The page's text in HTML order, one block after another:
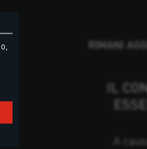
RIMANI
IL
A